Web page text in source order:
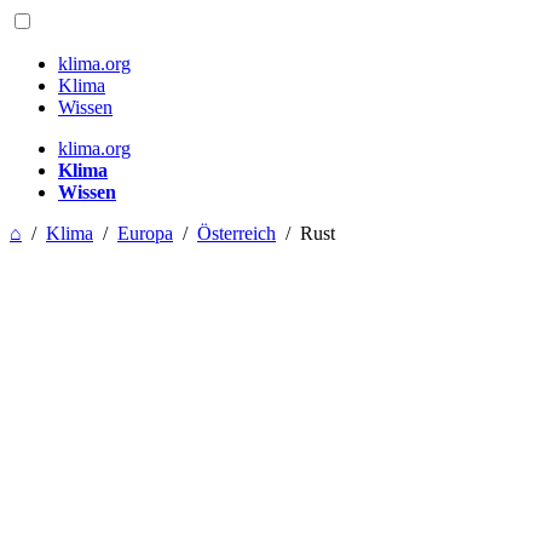
klima.org
Klima
Wissen
klima.org
Klima
Wissen
⌂ / Klima / Europa / Österreich / Rust